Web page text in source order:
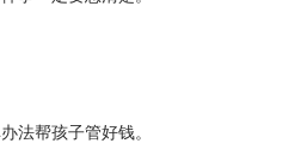
法帮孩子管好钱。